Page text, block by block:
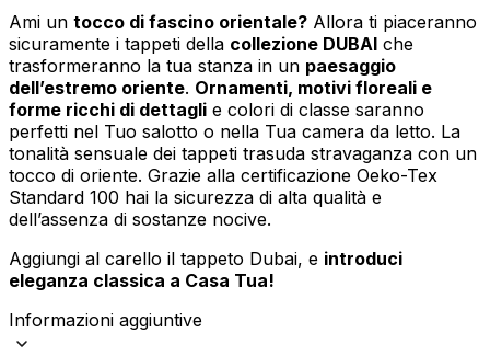
Ami un tocco di fascino orientale? Allora ti piaceranno
sicuramente i tappeti della collezione DUBAI che
trasformeranno la tua stanza in un paesaggio
dell’estremo oriente. Ornamenti, motivi floreali e
forme ricchi di dettagli e colori di classe saranno
perfetti nel Tuo salotto o nella Tua camera da letto. La
tonalità sensuale dei tappeti trasuda stravaganza con un
tocco di oriente. Grazie alla certificazione Oeko-Tex
Standard 100 hai la sicurezza di alta qualità e
dell’assenza di sostanze nocive.
Aggiungi al carello il tappeto Dubai, e introduci
eleganza classica a Casa Tua!
Informazioni aggiuntive